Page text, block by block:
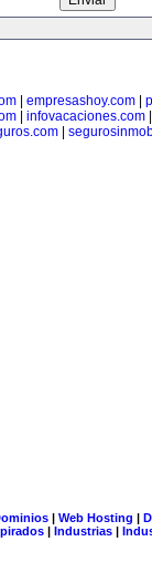
| empresashoy.com|
infovacaciones.com
| Web Hosting |
| Industrias |